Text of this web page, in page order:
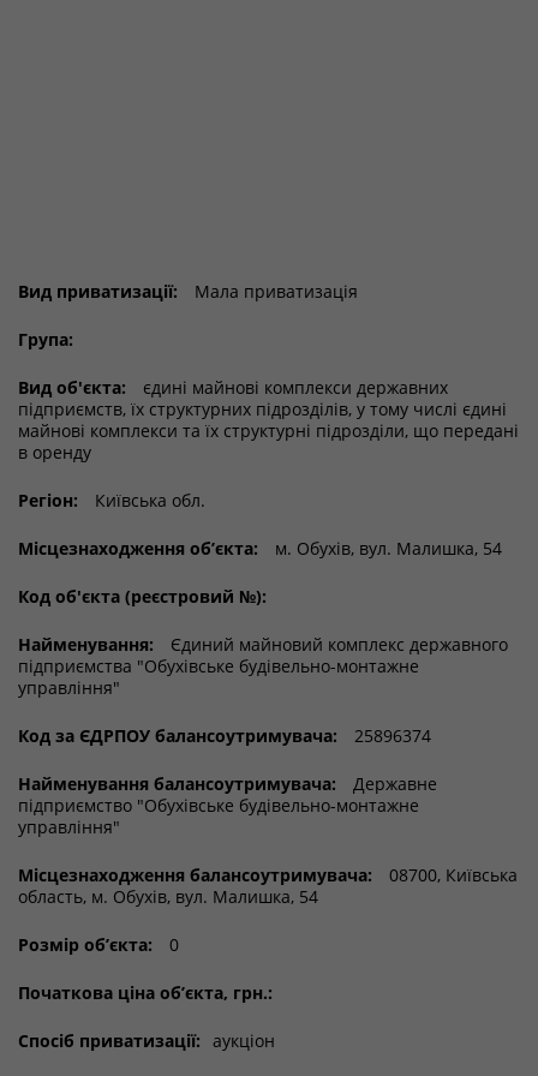
Вид приватизації: Мала приватизація
Група:
Вид об'єкта:
єдині майнові комплекси державних
підприємств, їх структурних підрозділів, у тому числі єдині
майнові комплекси та їх структурні підрозділи, що передані
в оренду
Регіон: Київська обл.
Місцезнаходження об’єкта: м. Обухів, вул. Малишка, 54
Код об'єкта (реєстровий №):
Найменування:
Єдиний майновий комплекс державного
підприємства "Обухівське будівельно-монтажне
управління"
Код за ЄДРПОУ балансоутримувача: 25896374
Найменування балансоутримувача:
Державне
підприємство "Обухівське будівельно-монтажне
управління"
Місцезнаходження балансоутримувача:
08700, Київська
область, м. Обухів, вул. Малишка, 54
Розмір об’єкта: 0
Початкова ціна об’єкта, грн.:
Спосіб приватизації: аукціон